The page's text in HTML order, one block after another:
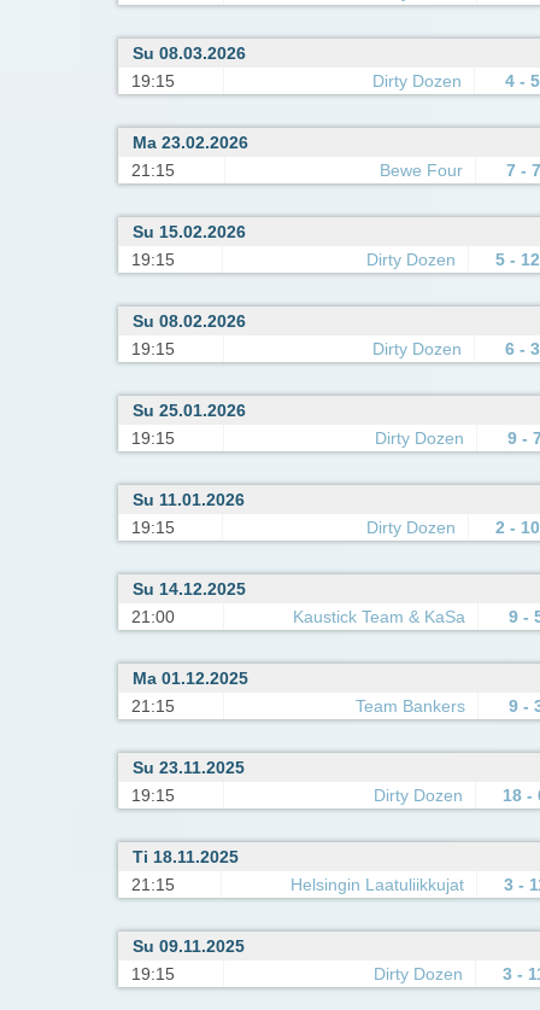
Su 08.03.2026
19:15
Dirty Dozen 4 - 5
Ma 23.02.2026
21:15
Bewe Four 7 - 7
Su 15.02.2026
19:15
Dirty Dozen 5 - 12
Su 08.02.2026
19:15
Dirty Dozen 6 - 3
Su 25.01.2026
19:15
Dirty Dozen 9 -
Su 11.01.2026
19:15
Dirty Dozen 2 - 10
Su 14.12.2025
21:00
Kaustick Team & KaSa 9 -
Ma 01.12.2025
21:15
Team Bankers 9 -
Su 23.11.2025
19:15
Dirty Dozen 18 -
Ti 18.11.2025
21:15
Helsingin Laatuliikkujat 3 -
Su 09.11.2025
19:15
Dirty Dozen 3 -